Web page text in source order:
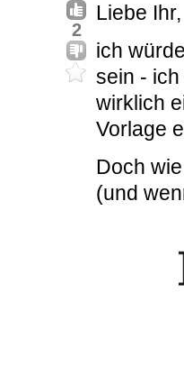
2
Liebe Ihr,
ich
sein -
wirklich
Vorlage
Doch
(und